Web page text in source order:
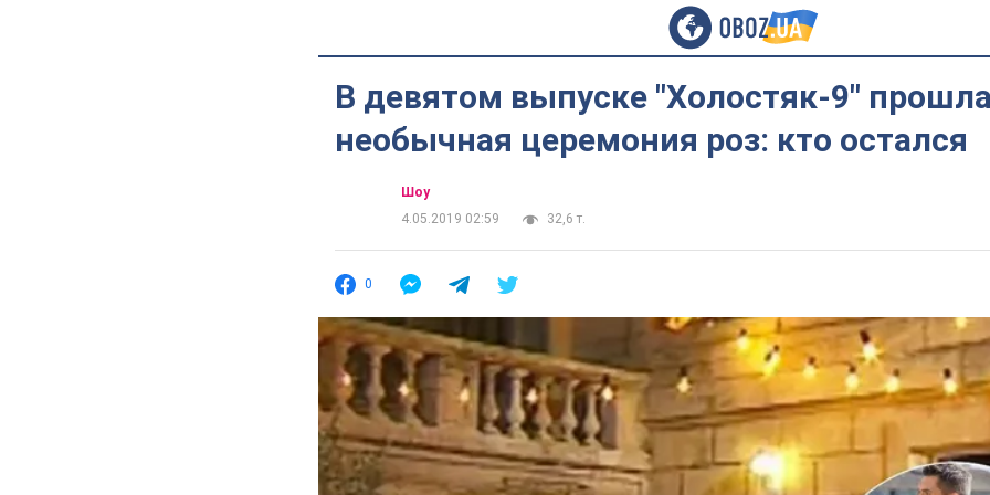
В девятом выпуске "Холостяк-9"
необычная церемония роз: кто остался
Шоу
4.05.2019 02:59
32,6 т.
0